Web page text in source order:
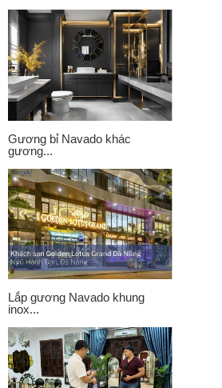
Gương bỉ Navado khác
gương...
Lắp gương Navado khung
inox...